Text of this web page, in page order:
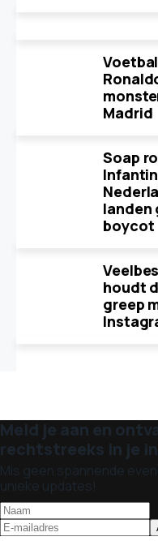
Madrid
Soap
landen
boycot
houdt
greep
Meld je aan en
rechtstreeks in je
Mis geen spannende
unieke updates!